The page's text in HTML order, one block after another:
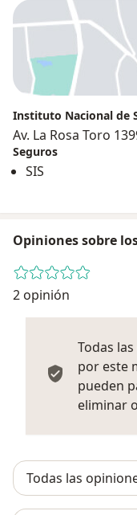
Instituto Nacional de
Av. La Rosa Toro
Seguros
SIS
Opiniones sobre
2 opinión
Todas
por este
pueden
eliminar